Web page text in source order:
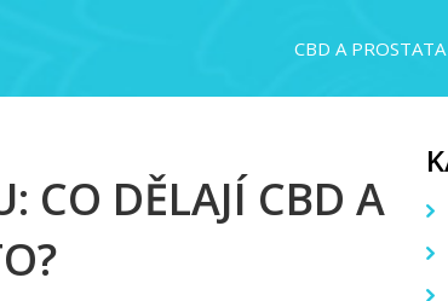
CBD A PROSTATA
CO DĚLAJÍ CBD A